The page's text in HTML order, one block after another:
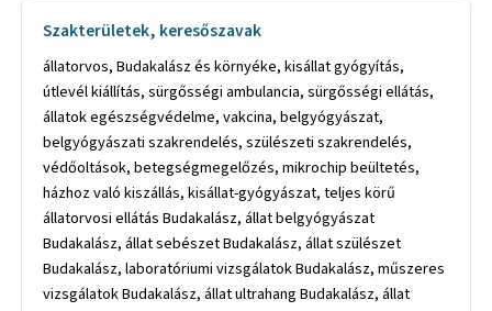
Szakterületek, keresőszavak
állatorvos, Budakalász és környéke, kisállat gyógyítás,
útlevél kiállítás, sürgősségi ambulancia, sürgősségi ellátás,
állatok egészségvédelme, vakcina, belgyógyászat,
belgyógyászati szakrendelés, szülészeti szakrendelés,
védőoltások, betegségmegelőzés, mikrochip beültetés,
házhoz való kiszállás, kisállat-gyógyászat, teljes körű
állatorvosi ellátás Budakalász, állat belgyógyászat
Budakalász, állat sebészet Budakalász, állat szülészet
Budakalász, laboratóriumi vizsgálatok Budakalász, műszeres
vizsgálatok Budakalász, állat ultrahang Budakalász, állat